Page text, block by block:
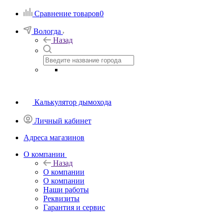
Сравнение товаров0
Вологда
Назад
Калькулятор дымохода
Личный кабинет
Адреса магазинов
O компании
Назад
O компании
О компании
Наши работы
Реквизиты
Гарантия и сервис